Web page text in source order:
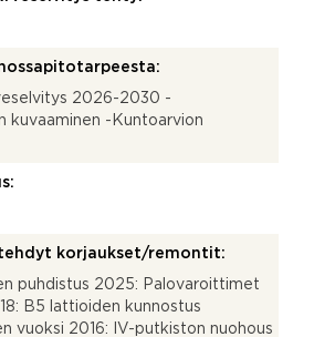
2026-2030 -
kuvaaminen -Kuntoarvion
tehdyt korjaukset/remontit:
puhdistus 2025: Palovaroittimet
B5 lattioiden kunnostus
vuoksi 2016: IV-putkiston nuohous